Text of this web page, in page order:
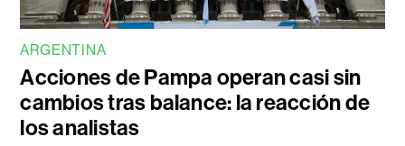
ARGENTINA
Acciones de Pampa operan casi sin
cambios tras balance: la reacción de
los analistas